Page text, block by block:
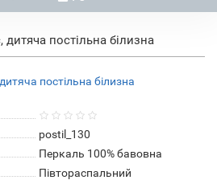
дитяча постільна білизна
postil_130
Перкаль 100% бавовна
Півтораспальний